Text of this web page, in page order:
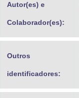
Autor(es) e
Colaborador(es):
Outros
identificadores: